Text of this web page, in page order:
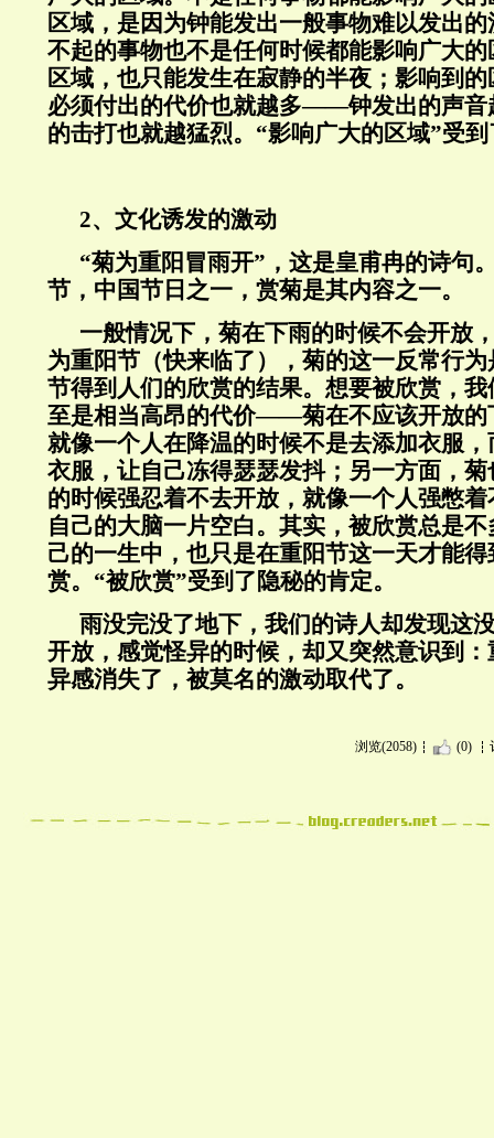
区域，是因为钟能发出一般事物难以发出
不起的事物也不是任何时候都能影响广大
区域，也只能发生在寂静的半夜；影响到
必须付出的代价也就越多——钟发出的声音
的击打也就越猛烈。“影响广大的区域”受
2、文化诱发的激动
“菊为重阳冒雨开”，这是皇甫冉的诗句
节，中国节日之一，赏菊是其内容之一。
一般情况下，菊在下雨的时候不会开放
为重阳节（快来临了），菊的这一反常行
节得到人们的欣赏的结果。想要被欣赏，
至是相当高昂的代价——菊在不应该开放的
就像一个人在降温的时候不是去添加衣服
衣服，让自己冻得瑟瑟发抖；另一方面，
的时候强忍着不去开放，就像一个人强憋
自己的大脑一片空白。其实，被欣赏总是
己的一生中，也只是在重阳节这一天才能
赏。“被欣赏”受到了隐秘的肯定。
雨没完没了地下，我们的诗人却发现这
开放，感觉怪异的时候，却又突然意识到
异感消失了，被莫名的激动取代了。
浏览(2058) (0)